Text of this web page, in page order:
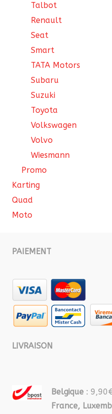
Talbot
Renault
Seat
Smart
TATA Motors
Subaru
Suzuki
Toyota
Volkswagen
Volvo
Wiesmann
Promo
Karting
Quad
Moto
PAIEMENT
LIVRAISON
Belgique :
France,